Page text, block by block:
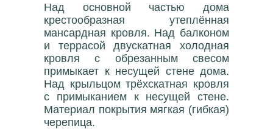
Над основной частью дома
крестообразная утеплённая
мансардная кровля. Над балконом
и террасой двускатная холодная
кровля с обрезанным свесом
примыкает к несущей стене дома.
Над крыльцом трёхскатная кровля
с примыканием к несущей стене.
Материал покрытия мягкая (гибкая)
черепица.